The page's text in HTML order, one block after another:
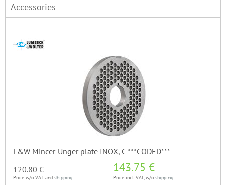
Accessories
L&W Mincer Unger plate INOX, C ***CODED***
120.80 €
Price w/o VAT and shipping
143.75 €
Price incl. VAT, w/o shipping